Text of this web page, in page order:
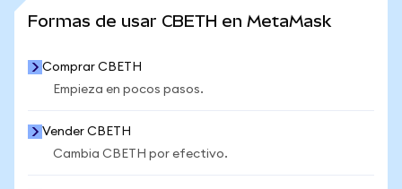
Formas de usar CBETH en MetaMask
Comprar CBETH
Empieza en pocos pasos.
Vender CBETH
Cambia CBETH por efectivo.